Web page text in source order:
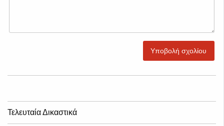
Υποβολή σχολίου
Τελευταία Δικαστικά